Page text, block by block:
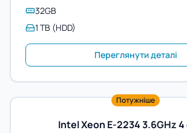
32GB
1 TB (HDD)
Переглянути деталі
Потужніше
Intel Xeon E-2234 3.6GHz